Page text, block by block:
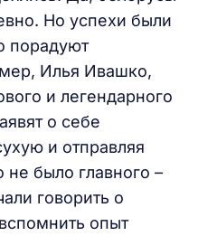
Но успехи были
порадуют
Илья Ивашко,
и легендарного
о себе
и отправляя
не было главного –
говорить о
опыт